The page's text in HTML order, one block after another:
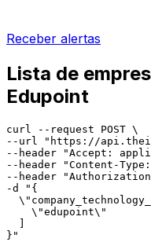
Receber alertas
Lista de
Edupoint
curl --request POST \
--url "https://
--header "Accept:
--header "Content-
--header
-d "{
    \"edupoint\"
  ]
}"